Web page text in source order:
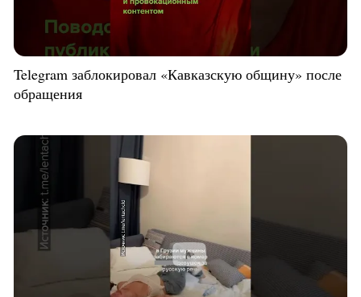
Telegram заблокировал «Кавказскую общину» после
обращения